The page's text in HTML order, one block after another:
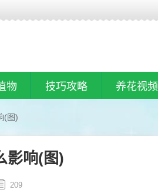
物 技巧攻略 养花视频
(图)
影响(图)
209